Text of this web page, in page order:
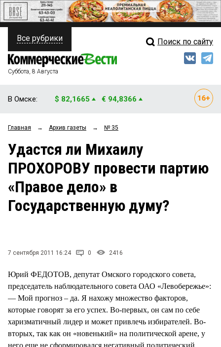
ПОЛИТИКА
ФИНАНСЫ
ОБЩЕСТВО
ЗАКОН
НОВОСТИ КОМПАНИЙ
Свежий выпуск
Рейтинги
Блоги
Все рубрики Поиск по сайту
Суббота, 8 Августа
В Омске: $ 82,1665 € 94,8366
Главная → Архив газеты → № 35
Удастся ли Михаилу
ПРОХОРОВУ провести партию
«Правое дело» в
Государственную думу?
7 сентября 2011 16:24 0 2416
Юрий ФЕДОТОВ, депутат Омского городского совета,
председатель наблюдательного совета ОАО «Левобережье»:
— Мой прогноз – да. Я нахожу множество факторов,
которые говорят за его успех. Во-первых, он сам по себе
харизматичный лидер и может привлечь избирателей. Во-
вторых, так как он «новенький» на политической арене, у
него еще не сформировался негативный политический